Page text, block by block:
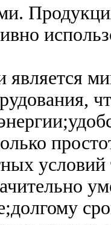
условий
долгому